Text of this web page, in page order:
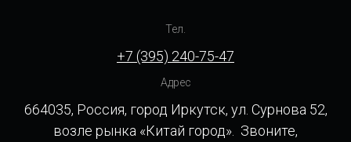
Тел.
+7 (395) 240-75-47
Адрес
664035, Россия, город Иркутск, ул. Сурнова 52,
возле рынка «Китай город». Звоните,